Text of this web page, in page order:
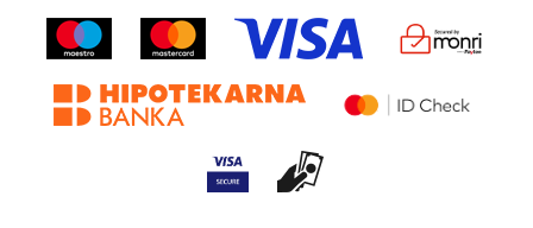
Kontakt
Prodavnice
Uputstvo za registraciju
Reklamacije
Povrat robe i povrat sredstava
Status porudžbine